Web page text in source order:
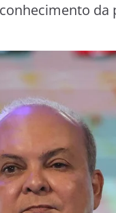
da